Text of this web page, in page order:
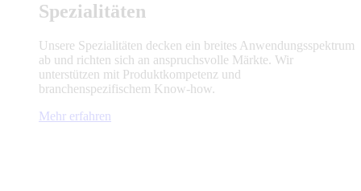
Spezialitäten
Unsere Spezialitäten decken ein breites Anwendungsspektrum
ab und richten sich an anspruchsvolle Märkte. Wir
unterstützen mit Produktkompetenz und
branchenspezifischem Know-how.
Mehr erfahren